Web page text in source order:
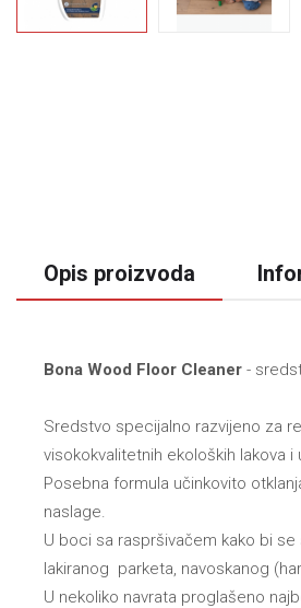
Opis proizvoda
Bona Wood Floor Cleaner -
Sredstvo specijalno razvijeno za
visokokvalitetnih ekoloških lakova
Posebna formula učinkovito
naslage.
U boci sa raspršivačem kako bi
lakiranog parketa, navoskanog
U nekoliko navrata proglašeno